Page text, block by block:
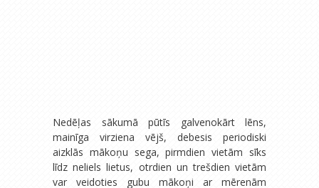
Nedēļas sākumā pūtīs galvenokārt lēns,
mainīga virziena vējš, debesis periodiski
aizklās mākoņu sega, pirmdien vietām sīks
līdz neliels lietus, otrdien un trešdien vietām
var veidoties gubu mākoņi ar mērenām